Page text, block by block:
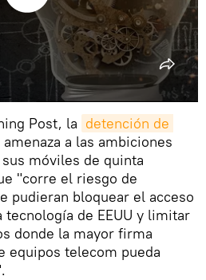
Post, la detención de
a las ambiciones
móviles de quinta
"corre el riesgo de
pudieran bloquear el acceso
tecnología de EEUU y limitar
donde la mayor firma
equipos telecom pueda